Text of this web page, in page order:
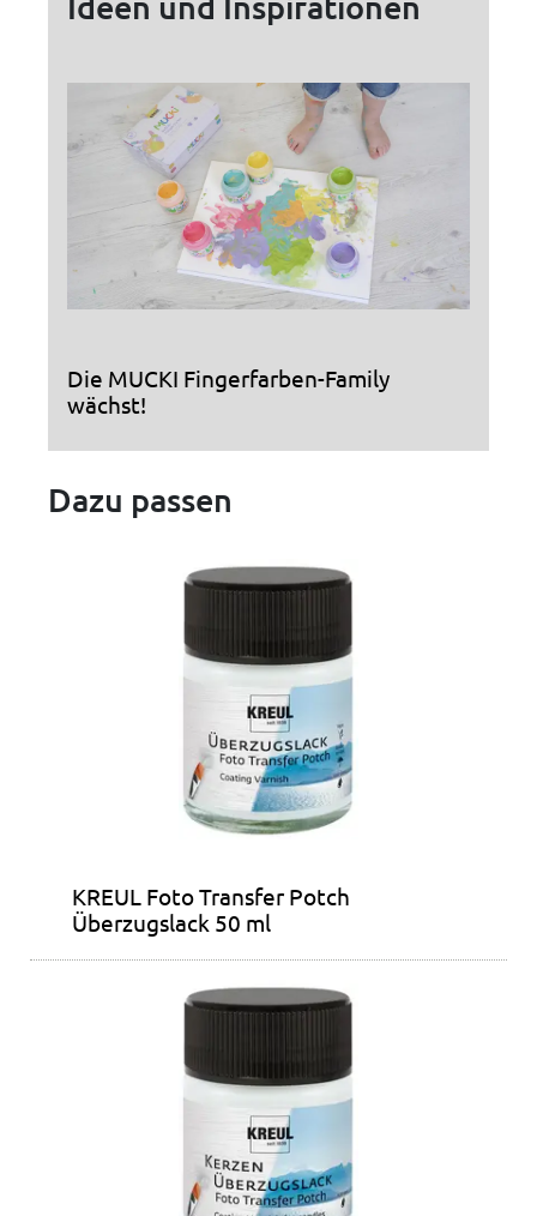
Die MUCKI Fingerfarben-Family
wächst!
Dazu passen
KREUL Foto Transfer Potch
Überzugslack 50 ml